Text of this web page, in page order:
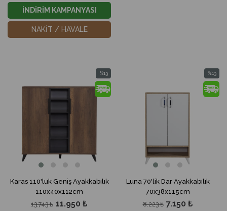
İNDİRİM KAMPANYASI
NAKİT / HAVALE
Karas 110'luk Geniş Ayakkabılık
110x40x112cm
11.950 ₺
13.743 ₺
%13
İndirim
%13İndirim
Luna 70'lik Dar Ayakkabılık
70x38x115cm
7.150 ₺
8.223 ₺
%13
İndirim